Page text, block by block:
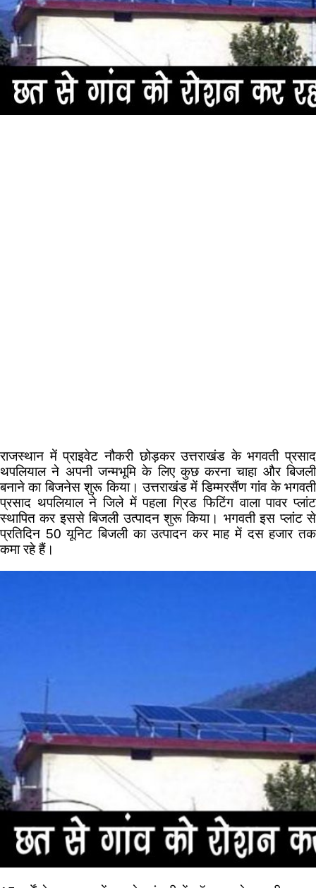
राजस्थान में प्राइवेट नौकरी छोड़कर उत्तराखंड के भगवती प्रसाद
थपलियाल ने अपनी जन्मभूमि के लिए कुछ करना चाहा और बिजली
बनाने का बिजनेस शुरू किया। उत्तराखंड में डिम्मरसैंण गांव के भगवती
प्रसाद थपलियाल ने जिले में पहला ग्रिड फिटिंग वाला पावर प्लांट
स्थापित कर इससे बिजली उत्पादन शुरू किया। भगवती इस प्लांट से
प्रतिदिन 50 यूनिट बिजली का उत्पादन कर माह में दस हजार तक
कमा रहे हैं।